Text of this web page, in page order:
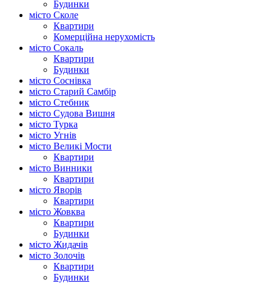
Будинки
місто Сколе
Квартири
Комерційна нерухомість
місто Сокаль
Квартири
Будинки
місто Соснівка
місто Старий Самбір
місто Стебник
місто Судова Вишня
місто Турка
місто Угнів
місто Великі Мости
Квартири
місто Винники
Квартири
місто Яворів
Квартири
місто Жовква
Квартири
Будинки
місто Жидачів
місто Золочів
Квартири
Будинки